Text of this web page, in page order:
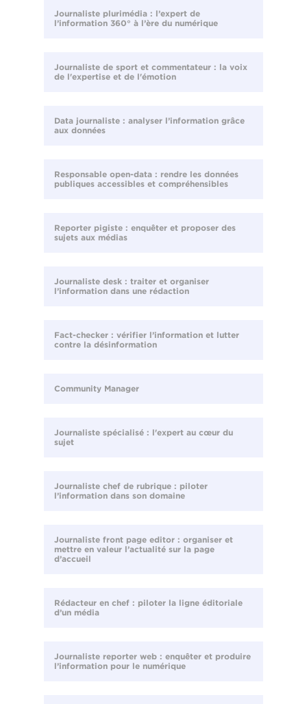
Journaliste plurimédia : l’expert de
l’information 360° à l’ère du numérique
Journaliste de sport et commentateur : la voix
de l'expertise et de l'émotion
Data journaliste : analyser l’information grâce
aux données
Responsable open-data : rendre les données
publiques accessibles et compréhensibles
Reporter pigiste : enquêter et proposer des
sujets aux médias
Journaliste desk : traiter et organiser
l’information dans une rédaction
Fact-checker : vérifier l’information et lutter
contre la désinformation
Community Manager
Journaliste spécialisé : l'expert au cœur du
sujet
Journaliste chef de rubrique : piloter
l’information dans son domaine
Journaliste front page editor : organiser et
mettre en valeur l’actualité sur la page
d’accueil
Rédacteur en chef : piloter la ligne éditoriale
d’un média
Journaliste reporter web : enquêter et produire
l’information pour le numérique